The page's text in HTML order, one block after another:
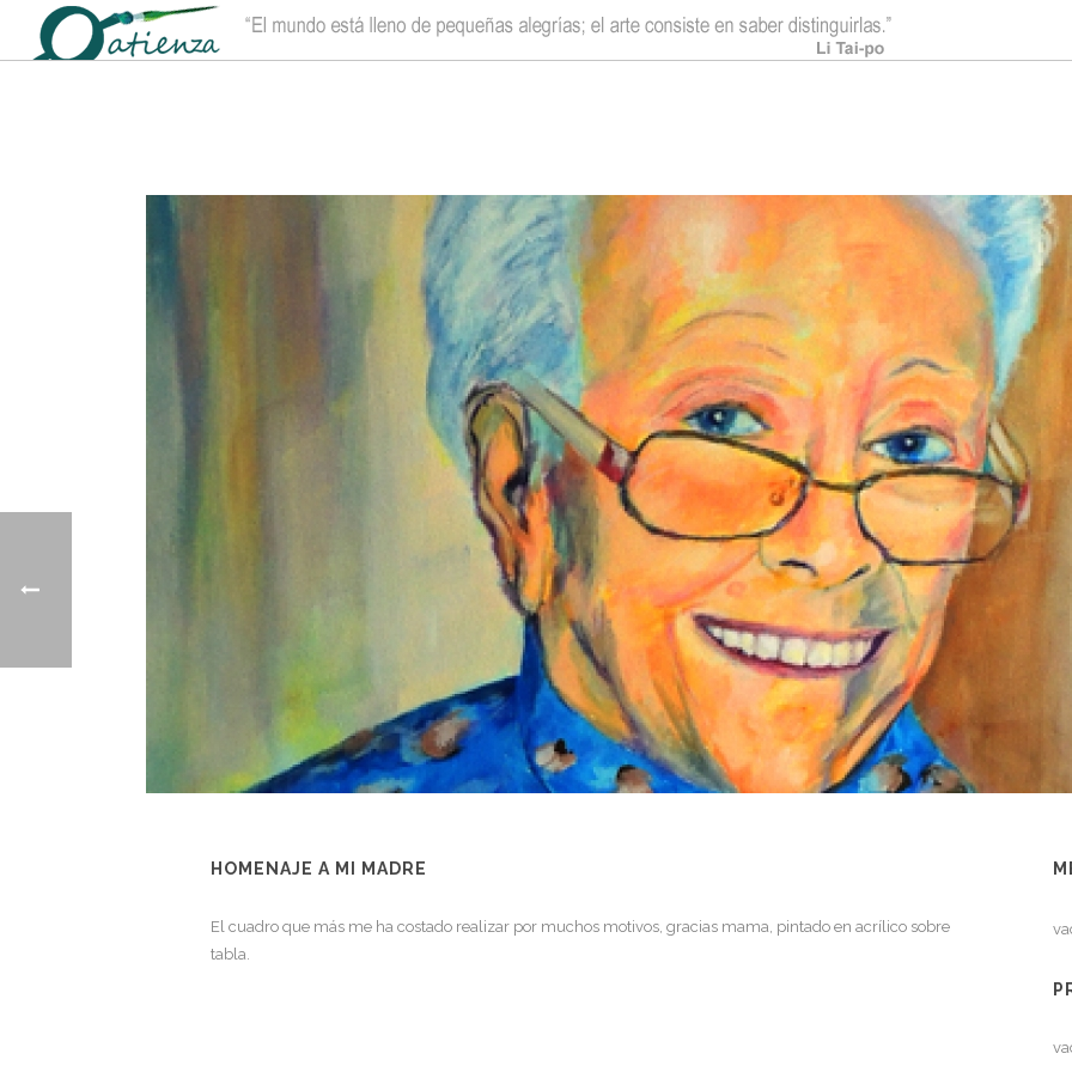
HOMENAJE A MI MADRE
El cuadro que más me ha costado realizar por muchos motivos, gracias mama, pintado en acrílico sobre
tabla.